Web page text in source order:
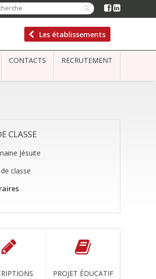
Les établissements
CONTACTS RECRUTEMENT
CLASSE
Jésuite
classe
PROJET ÉDUCATIF